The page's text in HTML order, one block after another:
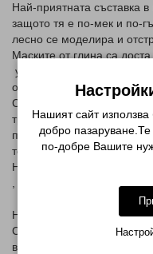
Най-приятната съставка
защото тя е по-мек и по-
лесно се моделира и
Маските от глина са
усещането за лекота ще
от лицето.
Съставката от активен
тръпчив, съхне бързо, а
проблем при
то е малко по-трудно
Но когато тези три
Начин на употреба на
След като проверите
въпреки че не е
Нашият сайт
добро
по-добре Вашите